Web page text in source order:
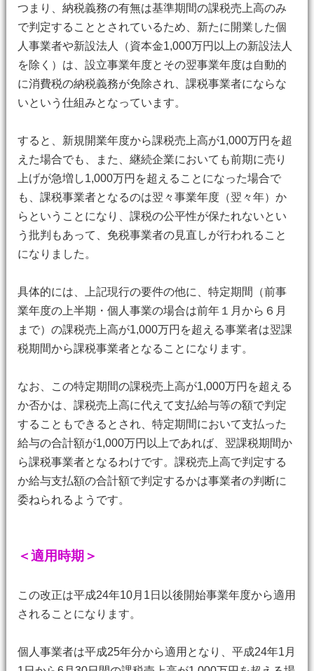
つまり、納税義務の有無は基準期間の課税売上高のみ
で判定することとされているため、新たに開業した個
人事業者や新設法人（資本金1,000万円以上の新設法人
を除く）は、設立事業年度とその翌事業年度は自動的
に消費税の納税義務が免除され、課税事業者にならな
いという仕組みとなっています。
すると、新規開業年度から課税売上高が1,000万円を超
えた場合でも、また、継続企業においても前期に売り
上げが急増し1,000万円を超えることになった場合で
も、課税事業者となるのは翌々事業年度（翌々年）か
らということになり、課税の公平性が保たれないとい
う批判もあって、免税事業者の見直しが行われること
になりました。
具体的には、上記現行の要件の他に、特定期間（前事
業年度の上半期・個人事業の場合は前年１月から６月
まで）の課税売上高が1,000万円を超える事業者は翌課
税期間から課税事業者となることになります。
なお、この特定期間の課税売上高が1,000万円を超える
か否かは、課税売上高に代えて支払給与等の額で判定
することもできるとされ、特定期間において支払った
給与の合計額が1,000万円以上であれば、翌課税期間か
ら課税事業者となるわけです。課税売上高で判定する
か給与支払額の合計額で判定するかは事業者の判断に
委ねられるようです。
＜適用時期＞
この改正は平成24年10月1日以後開始事業年度から適用
されることになります。
個人事業者は平成25年分から適用となり、平成24年1月